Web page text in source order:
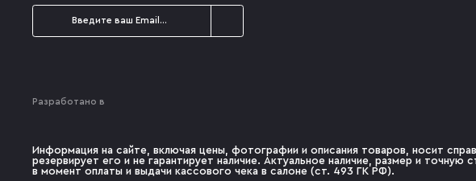
Разработано в
Информация на сайте, включая цены, фотографии и описания товаров, носит
резервирует его и не гарантирует наличие. Актуальное наличие, размер и
в момент оплаты и выдачи кассового чека в салоне (ст. 493 ГК РФ).